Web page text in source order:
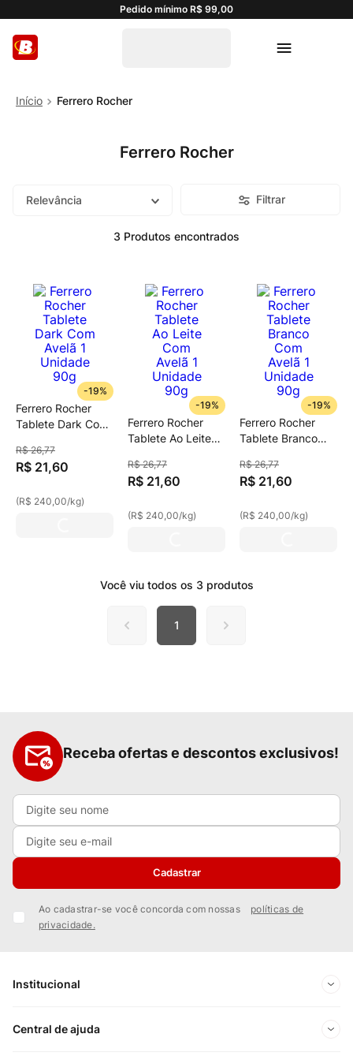
Pedido mínimo R$ 99,00
Ferrero Rocher
Ferrero Rocher
Relevância Filtrar
3 Produtos
-19%
Ferrero Rocher
Tablete Dark Com
90g
R$ 26,77
R$ 21,60
(R$ 240,00/kg)
-19%
Ferrero Rocher
Tablete Ao Leite
Unidade 90g
R$ 26,77
R$ 21,60
(R$ 240,00/kg)
-19%
Ferrero Rocher
Tablete Branco
Unidade 90g
R$ 26,77
R$ 21,60
(R$ 240,00/kg)
Você viu todos os 3 produtos
1
Receba ofertas e descontos exclusivos!
Cadastrar
Ao cadastrar-se você concorda com nossas
políticas de
privacidade.
Institucional
Sobre Nós
Central de ajuda